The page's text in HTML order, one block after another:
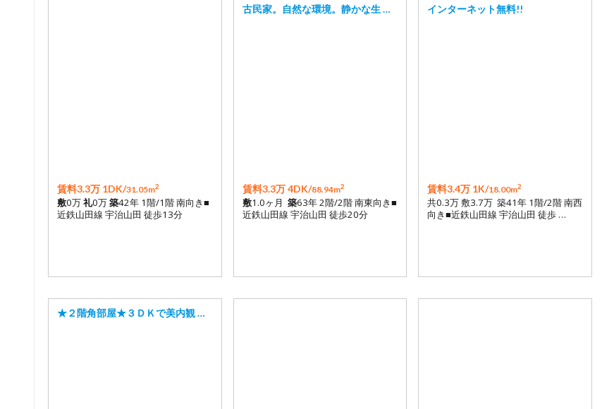
賃料3.3万 1DK/31.05m2
敷0万礼0万築42年 1階/1階 南向き■
近鉄山田線 宇治山田 徒歩13分
古民家。自然な環境。静かな生 …
賃料3.3万 4DK/88.94m2
敷1.0ヶ月 築63年 2階/2階 南東向き■
近鉄山田線 宇治山田 徒歩20分
インターネット無料!!
賃料3.4万 1K/18.00m2
共0.3万 敷3.7万 築41年 1階/2階 南西
向き■近鉄山田線 宇治山田 徒歩 …
★２階角部屋★３ＤＫで美内観 …